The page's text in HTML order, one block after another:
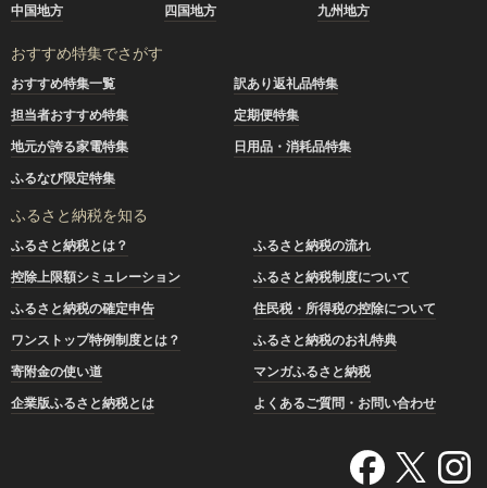
中国地方
四国地方 九州地方
おすすめ特集でさがす
おすすめ特集一覧
訳あり返礼品特集
担当者おすすめ特集
定期便特集
地元が誇る家電特集
日用品・消耗品特集
ふるなび限定特集
ふるさと納税を知る
ふるさと納税とは？
ふるさと納税の流れ
控除上限額シミュレーション
ふるさと納税制度について
ふるさと納税の確定申告
住民税・所得税の控除について
ワンストップ特例制度とは？
ふるさと納税のお礼特典
寄附金の使い道
マンガふるさと納税
企業版ふるさと納税とは
よくあるご質問・お問い合わせ